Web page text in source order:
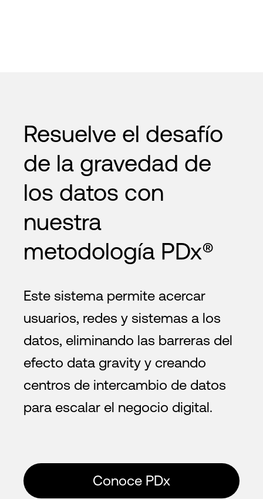
Resuelve el desafío
de la gravedad de
los datos con
nuestra
metodología PDx®
Este sistema permite acercar
usuarios, redes y sistemas a los
datos, eliminando las barreras del
efecto data gravity y creando
centros de intercambio de datos
para escalar el negocio digital.
Conoce PDx